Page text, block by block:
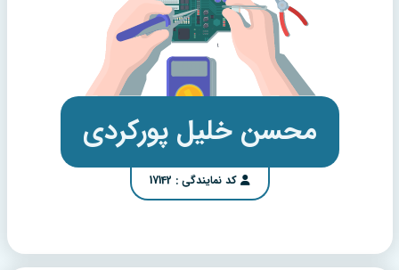
محسن خلیل پورکردی
کد نمایندگی : 17142